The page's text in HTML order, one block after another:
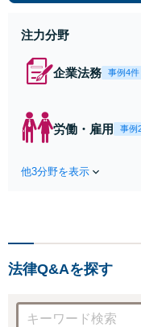
注力分野
企業法務 事例4件
労働・雇用 事例
他3分野を表示
法律Q&Aを探す